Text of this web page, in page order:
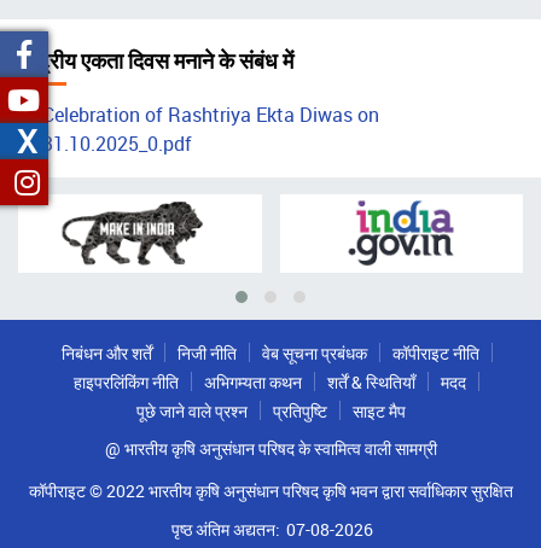
चिन्ह
राष्ट्रीय एकता दिवस मनाने के संबंध में
Celebration of Rashtriya Ekta Diwas on
31.10.2025_0.pdf
निबंधन और शर्तें निजी नीति वेब सूचना प्रबंधक
कॉपीराइट नीति
हाइपरलिंकिंग नीति
अभिगम्यता कथन शर्तें & स्थितियाँ
मदद
पूछे जाने वाले प्रश्न
प्रतिपुष्टि
साइट मैप
@ भारतीय कृषि अनुसंधान परिषद के स्वामित्व वाली सामग्री
कॉपीराइट © 2022 भारतीय कृषि अनुसंधान परिषद कृषि भवन द्वारा सर्वाधिकार सुरक्षित
पृष्ठ अंतिम अद्यतन: 07-08-2026
X